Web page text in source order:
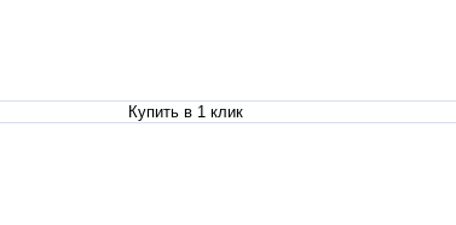
Купить в 1 клик